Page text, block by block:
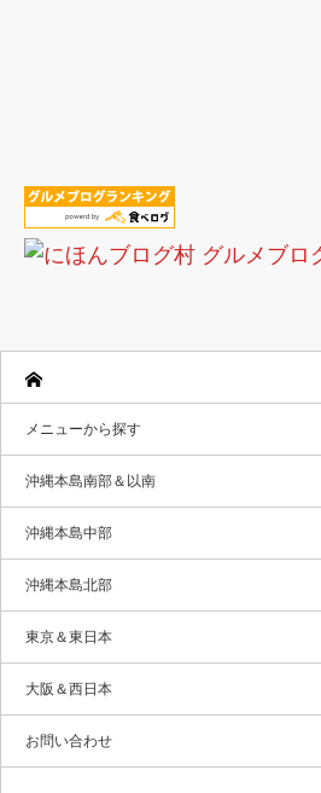
メニューから探す
沖縄本島南部＆以南
沖縄本島中部
沖縄本島北部
東京＆東日本
大阪＆西日本
お問い合わせ